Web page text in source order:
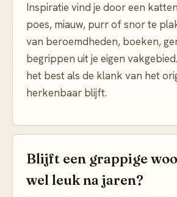
Inspiratie vind je door een
poes, miauw, purr of snor te
van beroemdheden, boeken,
begrippen uit je eigen
het best als de klank van het
herkenbaar blijft.
Blijft een grappige
wel leuk na jaren?